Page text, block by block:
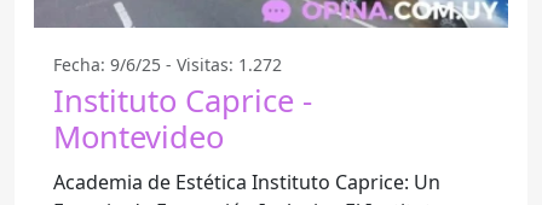
Fecha: 9/6/25 - Visitas: 1.272
Instituto Caprice -
Montevideo
Academia de Estética Instituto Caprice: Un